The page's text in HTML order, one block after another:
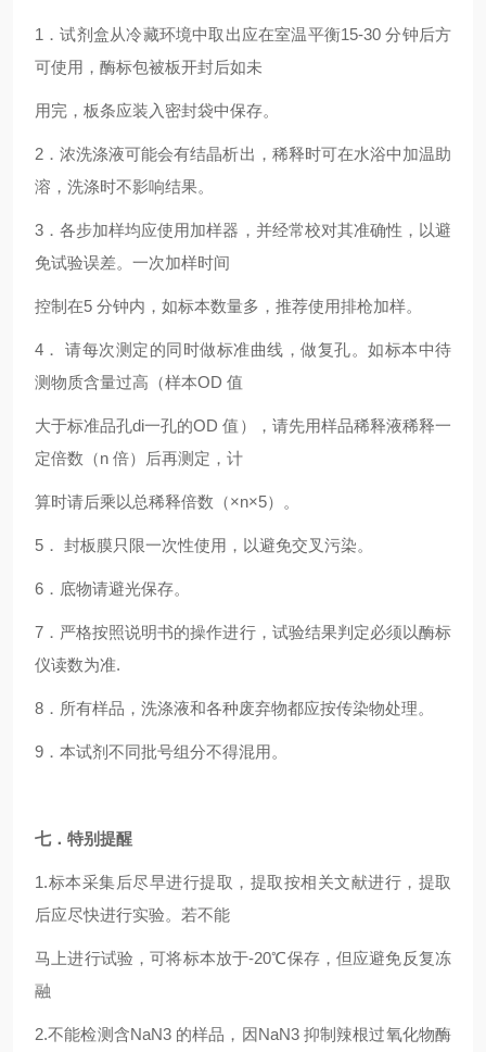
1．试剂盒从冷藏环境中取出应在室温平衡15-30 分钟后方
可使用，酶标包被板开封后如未
用完，板条应装入密封袋中保存。
2．浓洗涤液可能会有结晶析出，稀释时可在水浴中加温助
溶，洗涤时不影响结果。
3．各步加样均应使用加样器，并经常校对其准确性，以避
免试验误差。一次加样时间
控制在5 分钟内，如标本数量多，推荐使用排枪加样。
4． 请每次测定的同时做标准曲线，做复孔。如标本中待
测物质含量过高（样本OD 值
大于标准品孔di一孔的OD 值），请先用样品稀释液稀释一
定倍数（n 倍）后再测定，计
算时请后乘以总稀释倍数（×n×5）。
5． 封板膜只限一次性使用，以避免交叉污染。
6．底物请避光保存。
7．严格按照说明书的操作进行，试验结果判定必须以酶标
仪读数为准.
8．所有样品，洗涤液和各种废弃物都应按传染物处理。
9．本试剂不同批号组分不得混用。
七．特别提醒
1.标本采集后尽早进行提取，提取按相关文献进行，提取
后应尽快进行实验。若不能
马上进行试验，可将标本放于-20℃保存，但应避免反复冻
融
2.不能检测含NaN3 的样品，因NaN3 抑制辣根过氧化物酶